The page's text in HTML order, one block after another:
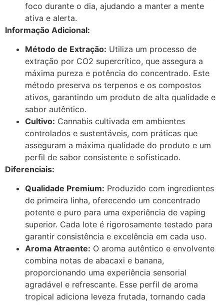
foco durante o dia, ajudando a manter a mente
ativa e alerta.
Informação Adicional:
Método de Extração: Utiliza um processo de
extração por CO2 supercrítico, que assegura a
máxima pureza e potência do concentrado. Este
método preserva os terpenos e os compostos
ativos, garantindo um produto de alta qualidade e
sabor autêntico.
Cultivo: Cannabis cultivada em ambientes
controlados e sustentáveis, com práticas que
asseguram a máxima qualidade do produto e um
perfil de sabor consistente e sofisticado.
Diferenciais:
Qualidade Premium: Produzido com ingredientes
de primeira linha, oferecendo um concentrado
potente e puro para uma experiência de vaping
superior. Cada lote é rigorosamente testado para
garantir consistência e excelência em cada uso.
Aroma Atraente: O aroma autêntico e envolvente
combina notas de abacaxi e banana,
proporcionando uma experiência sensorial
agradável e refrescante. Esse perfil de aroma
tropical adiciona leveza frutada, tornando cada